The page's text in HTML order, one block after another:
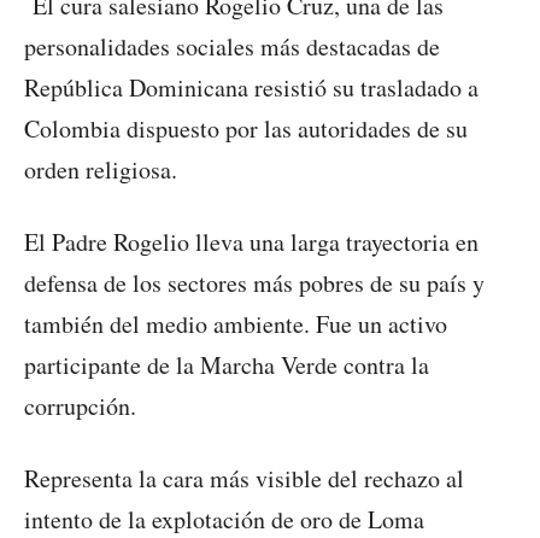
personalidades sociales más destacadas de
República Dominicana resistió su trasladado a
Colombia dispuesto por las autoridades de su
orden religiosa.
El Padre Rogelio lleva una larga trayectoria en
defensa de los sectores más pobres de su país y
también del medio ambiente. Fue un activo
participante de la Marcha Verde contra la
corrupción.
Representa la cara más visible del rechazo al
intento de la explotación de oro de Loma